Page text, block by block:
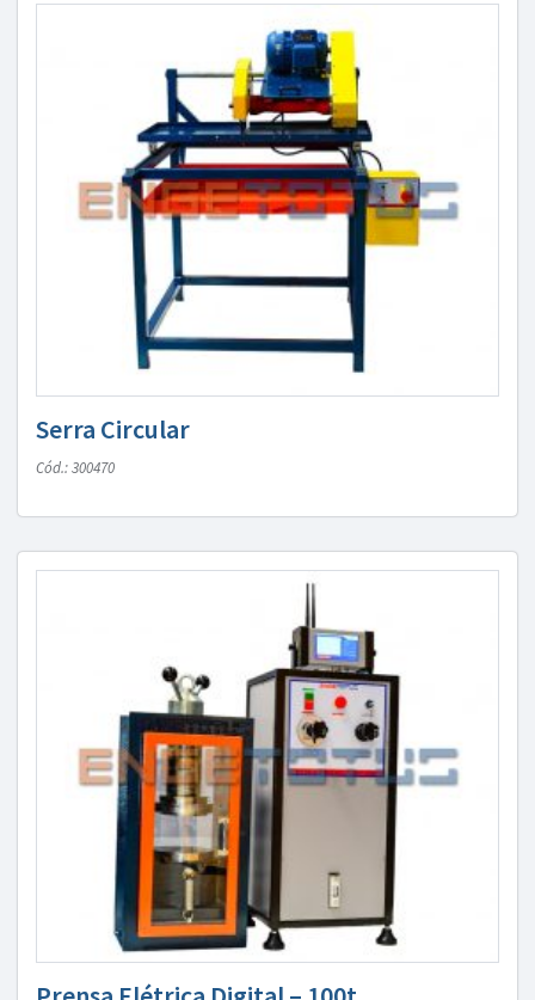
Serra Circular
Cód.: 300470